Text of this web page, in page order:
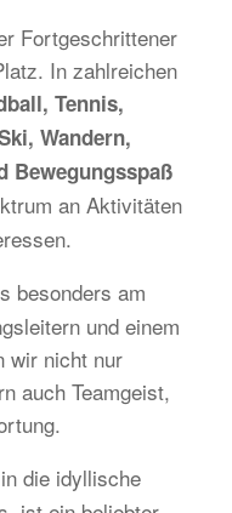
Fortgeschrittener
In zahlreichen
Tennis,
Wandern,
Bewegungsspaß
an Aktivitäten
besonders am
und einem
wir nicht nur
auch Teamgeist,
die idyllische